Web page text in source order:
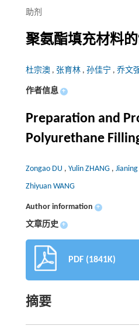
助剂
聚氨酯填充材料
杜宗澳 , 张育林 , 孙佳宁 , 乔文
作者信息 +
Preparation and
Polyurethane
Zongao DU , Yulin ZHANG , Jianing
Zhiyuan WANG
Author information +
文章历史 +
PDF (1841K)
摘要